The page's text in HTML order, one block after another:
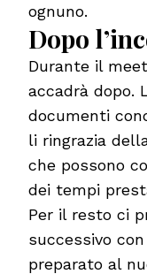
ognuno.
Dopo
Durante il
accadrà dopo.
documenti
li ringrazia
che possono
dei tempi
Per il resto ci
successivo
preparato al